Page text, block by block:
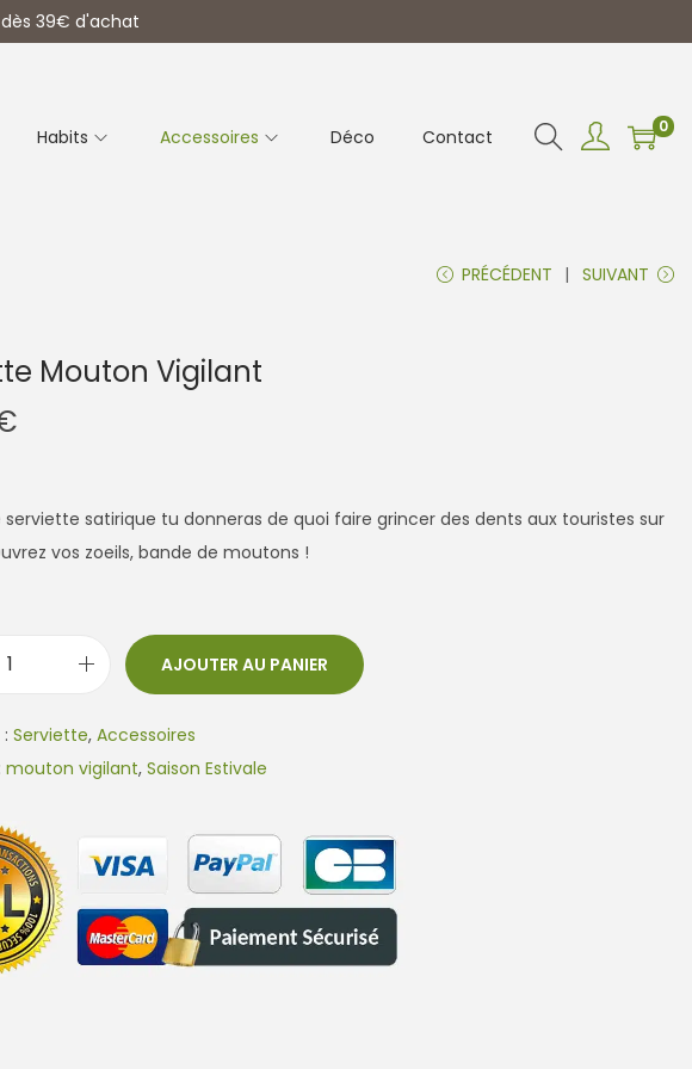
39€ d'achat
Habits Accessoires Déco Contact 0
PRÉCÉDENT SUIVANT
Mouton Vigilant
satirique tu donneras de quoi faire grincer des dents aux touristes sur
vos zoeils, bande de moutons !
a
n
i
t
é
d
e
AJOUTER AU PANIER
Serviette, Accessoires
mouton vigilant, Saison Estivale